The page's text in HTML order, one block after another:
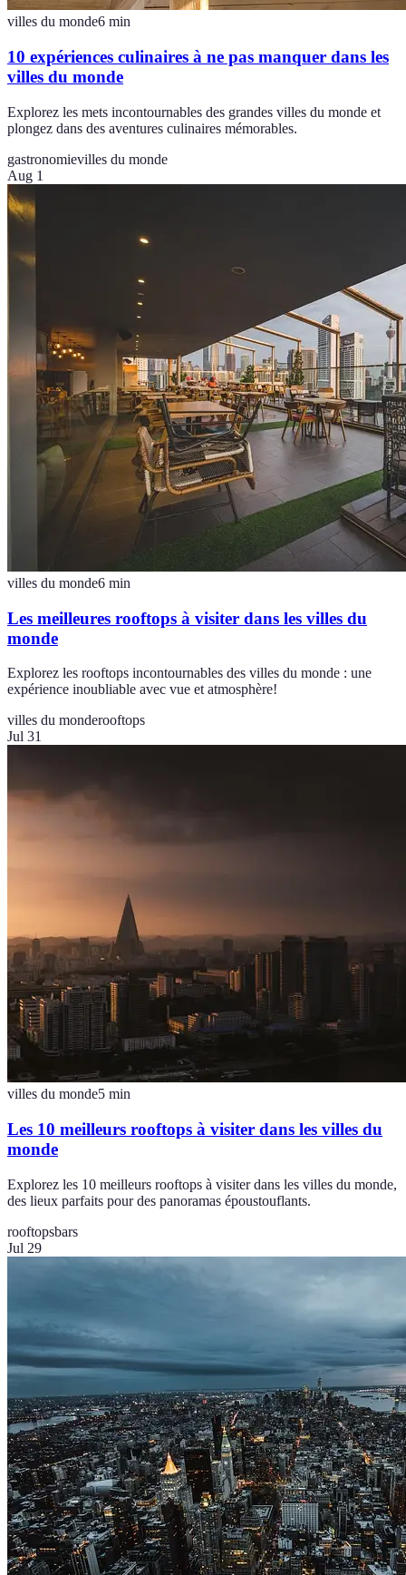
villes du monde6 min
10 expériences culinaires à ne pas manquer dans les
villes du monde
Explorez les mets incontournables des grandes villes du monde et
plongez dans des aventures culinaires mémorables.
gastronomievilles du monde
Aug 1
villes du monde6 min
Les meilleures rooftops à visiter dans les villes du
monde
Explorez les rooftops incontournables des villes du monde : une
expérience inoubliable avec vue et atmosphère!
villes du monderooftops
Jul 31
villes du monde5 min
Les 10 meilleurs rooftops à visiter dans les villes du
monde
Explorez les 10 meilleurs rooftops à visiter dans les villes du monde,
des lieux parfaits pour des panoramas époustouflants.
rooftopsbars
Jul 29